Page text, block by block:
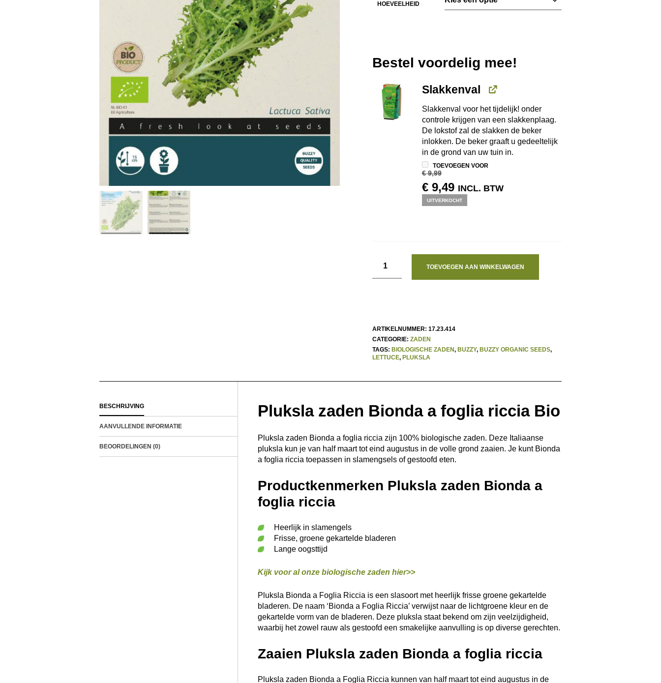
HOEVEELHEID
Bestel voordelig mee!
Slakkenval
Slakkenval voor het tijdelijk! onder
controle krijgen van een slakkenplaag.
De lokstof zal de slakken de beker
inlokken. De beker graaft u gedeeltelijk
in de grond van uw tuin in.
TOEVOEGEN VOOR
€9,99
OORSPRONKELIJKE
PRIJS
WAS:
€9,49HUIDIGE
PRIJS
IS:
INCL. BTW
UITVERKOCHT
TOEVOEGEN AAN WINKELWAGEN
ARTIKELNUMMER: 17.23.414
CATEGORIE: ZADEN
TAGS: BIOLOGISCHE ZADEN, BUZZY, BUZZY ORGANIC SEEDS,
LETTUCE, PLUKSLA
BESCHRIJVING
AANVULLENDE INFORMATIE
BEOORDELINGEN (0)
Pluksla zaden Bionda a foglia riccia Bio
Pluksla zaden Bionda a foglia riccia zijn 100% biologische zaden. Deze Italiaanse
pluksla kun je van half maart tot eind augustus in de volle grond zaaien. Je kunt Bionda
a foglia riccia toepassen in slamengsels of gestoofd eten.
Productkenmerken Pluksla zaden Bionda a
foglia riccia
Heerlijk in slamengels
Frisse, groene gekartelde bladeren
Lange oogsttijd
Kijk voor al onze biologische zaden hier>>
Pluksla Bionda a Foglia Riccia is een slasoort met heerlijk frisse groene gekartelde
bladeren. De naam ‘Bionda a Foglia Riccia’ verwijst naar de lichtgroene kleur en de
gekartelde vorm van de bladeren. Deze pluksla staat bekend om zijn veelzijdigheid,
waarbij het zowel rauw als gestoofd een smakelijke aanvulling is op diverse gerechten.
Zaaien Pluksla zaden Bionda a foglia riccia
Pluksla zaden Bionda a Foglia Riccia kunnen van half maart tot eind augustus in de